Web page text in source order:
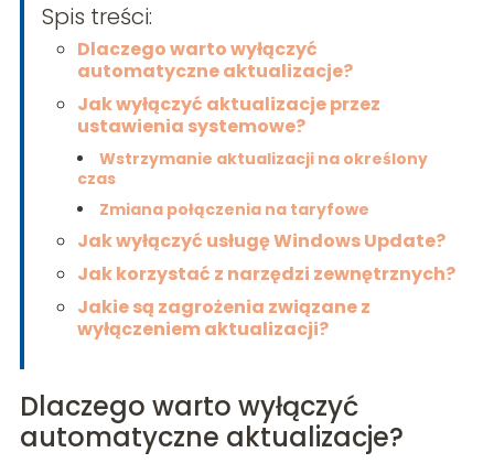
Spis treści:
Dlaczego warto wyłączyć
automatyczne aktualizacje?
Jak wyłączyć aktualizacje przez
ustawienia systemowe?
Wstrzymanie aktualizacji na określony
czas
Zmiana połączenia na taryfowe
Jak wyłączyć usługę Windows Update?
Jak korzystać z narzędzi zewnętrznych?
Jakie są zagrożenia związane z
wyłączeniem aktualizacji?
Dlaczego warto wyłączyć
automatyczne aktualizacje?